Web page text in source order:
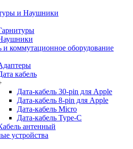
и Наушники
и коммутационное оборудование
кабель
Дата-кабель 30-pin для Apple
Дата-кабель 8-pin для Apple
Дата-кабель Micro
Дата-кабель Type-C
антенный
устройства